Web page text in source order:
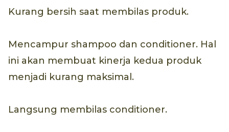
Kurang bersih saat membilas produk.
Mencampur shampoo dan conditioner. Hal
ini akan membuat kinerja kedua produk
menjadi kurang maksimal.
Langsung membilas conditioner.